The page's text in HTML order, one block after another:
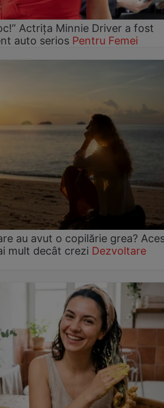
Actrița Minnie Driver a fost
auto serios Pentru Femei
au avut o copilărie grea?
mult decât crezi Dezvoltare